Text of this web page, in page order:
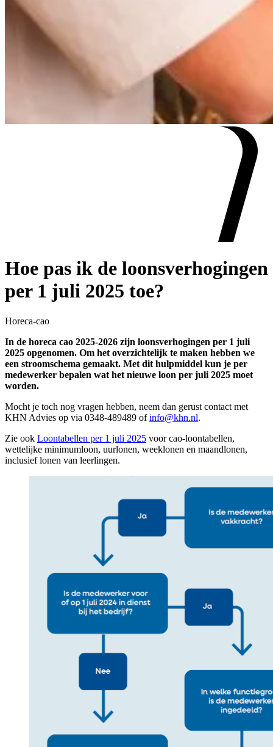
Hoe pas ik de loonsverhogingen
per 1 juli 2025 toe?
Horeca-cao
In de horeca cao 2025-2026 zijn loonsverhogingen per 1 juli
2025 opgenomen. Om het overzichtelijk te maken hebben we
een stroomschema gemaakt. Met dit hulpmiddel kun je per
medewerker bepalen wat het nieuwe loon per juli 2025 moet
worden.
Mocht je toch nog vragen hebben, neem dan gerust contact met
KHN Advies op via 0348-489489 ofinfo@khn.nl.
Zie ook Loontabellen per 1 juli 2025 voor cao-loontabellen,
wettelijke minimumloon, uurlonen, weeklonen en maandlonen,
inclusief lonen van leerlingen.